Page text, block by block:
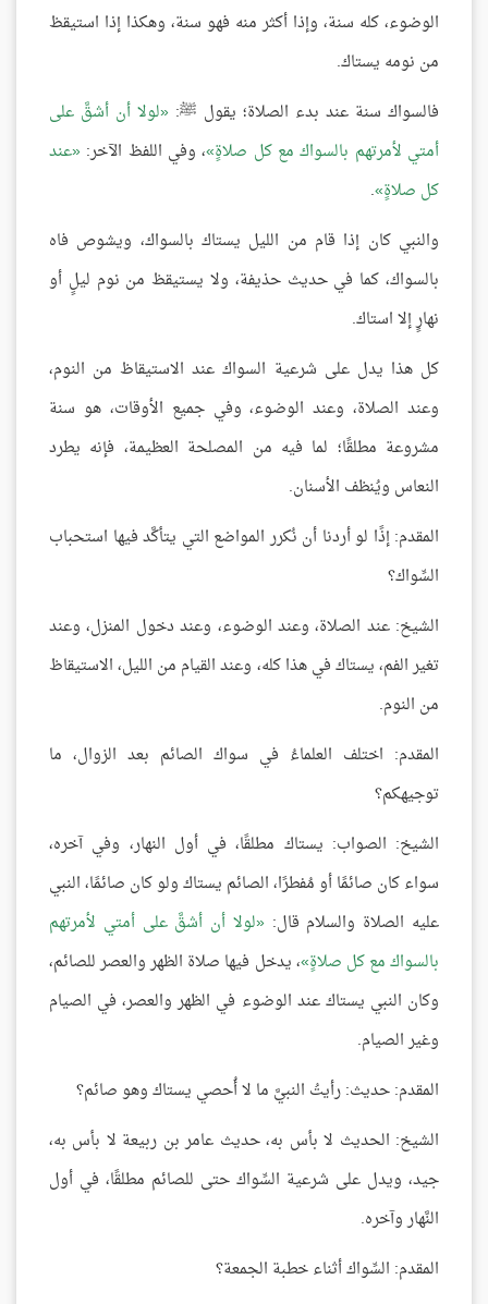
الوضوء، كله سنة، وإذا أكثر منه فهو سنة، وهكذا إذا استيقظ
من نومه يستاك.
فالسواك سنة عند بدء الصلاة؛ يقول ﷺ: لولا أن أشقَّ على
أمتي لأمرتهم بالسواك مع كل صلاةٍ ، وفي اللفظ الآخر: عند
كل صلاةٍ .
والنبي كان إذا قام من الليل يستاك بالسواك، ويشوص فاه
بالسواك، كما في حديث حذيفة، ولا يستيقظ من نوم ليلٍ أو
نهارٍ إلا استاك.
كل هذا يدل على شرعية السواك عند الاستيقاظ من النوم،
وعند الصلاة، وعند الوضوء، وفي جميع الأوقات، هو سنة
مشروعة مطلقًا؛ لما فيه من المصلحة العظيمة، فإنه يطرد
النعاس ويُنظف الأسنان.
المقدم: إذًا لو أردنا أن نُكرر المواضع التي يتأكَّد فيها استحباب
السِّواك؟
الشيخ: عند الصلاة، وعند الوضوء، وعند دخول المنزل، وعند
تغير الفم، يستاك في هذا كله، وعند القيام من الليل، الاستيقاظ
من النوم.
المقدم: اختلف العلماءُ في سواك الصائم بعد الزوال، ما
توجيهكم؟
الشيخ: الصواب: يستاك مطلقًا، في أول النهار، وفي آخره،
سواء كان صائمًا أو مُفطرًا، الصائم يستاك ولو كان صائمًا، النبي
عليه الصلاة والسلام قال: لولا أن أشقَّ على أمتي لأمرتهم
بالسواك مع كل صلاةٍ ، يدخل فيها صلاة الظهر والعصر للصائم،
وكان النبي يستاك عند الوضوء في الظهر والعصر، في الصيام
وغير الصيام.
المقدم: حديث: رأيتُ النبيَّ ما لا أُحصي يستاك وهو صائم؟
الشيخ: الحديث لا بأس به، حديث عامر بن ربيعة لا بأس به،
جيد، ويدل على شرعية السِّواك حتى للصائم مطلقًا، في أول
النَّهار وآخره.
المقدم: السِّواك أثناء خطبة الجمعة؟